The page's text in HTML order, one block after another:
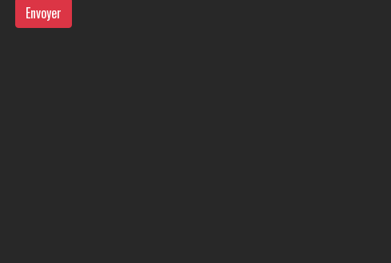
Envoyer